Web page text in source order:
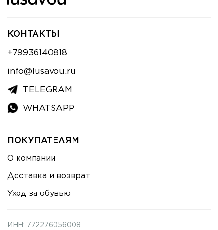
ПОКУПАТЕЛЯМ
О компании
Доставка и возврат
Уход за обувью
КОНТАКТЫ
+79936140818
info@lusavou.ru
TELEGRAM
WHATSAPP
ИНН: 772276056008